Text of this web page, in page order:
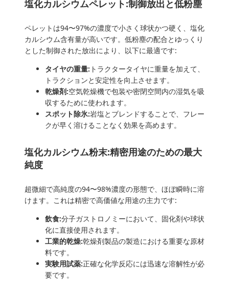
塩化カルシウムペレット:制御放出と低粉塵
ペレットは94〜97%の濃度で小さく球状かつ硬く、塩化
カルシウム含有量が高いです。低粉塵の配合とゆっくり
とした制御された放出により、以下に最適です:
タイヤの重量: トラクタータイヤに重量を加えて、
トラクションと安定性を向上させます。
乾燥剤:空気乾燥機で包装や密閉空間内の湿気を吸
収するために使われます。
スポット除氷:岩塩とブレンドすることで、フレー
クが早く溶けることなく効果を高めます。
塩化カルシウム粉末:精密用途のための最大
純度
超微細で高純度の94〜98%濃度の形態で、ほぼ瞬時に溶
けます。これは精密で高価値な用途の主力です:
飲食:分子ガストロノミーにおいて、固化剤や球状
化に直接使用されます。
工業的乾燥:乾燥剤製品の製造における重要な原材
料です。
実験用試薬:正確な化学反応には迅速な溶解性が必
要です。